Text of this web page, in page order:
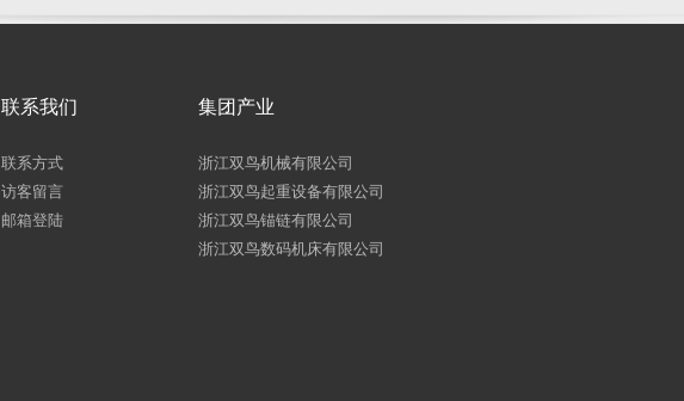
联系我们
联系方式
访客留言
邮箱登陆
集团产业
浙江双鸟机械有限公司
浙江双鸟起重设备有限公司
浙江双鸟锚链有限公司
浙江双鸟数码机床有限公司